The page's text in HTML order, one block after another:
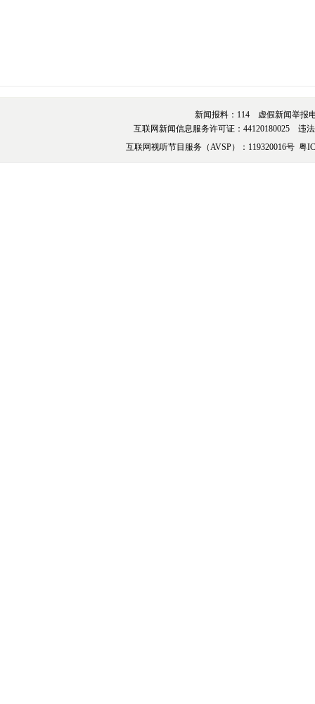
新闻报料：114 虚假新闻举报电
互联网新闻信息服务许可证：44120180025 违
互联网视听节目服务（AVSP）：119320016号粤